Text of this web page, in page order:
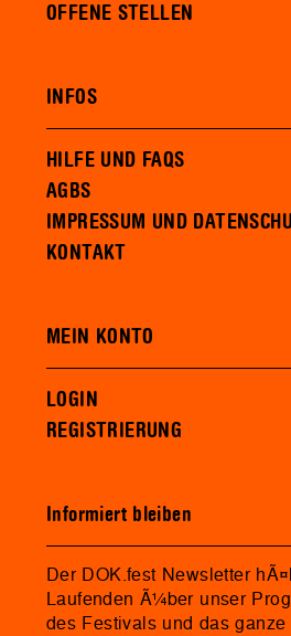
OFFENE STELLEN
INFOS
HILFE UND FAQS
AGBS
IMPRESSUM UND
KONTAKT
MEIN KONTO
LOGIN
REGISTRIERUNG
Informiert bleiben
Der DOK.fest Newsletter
Laufenden Ã¼ber unser
des Festivals und das ganze